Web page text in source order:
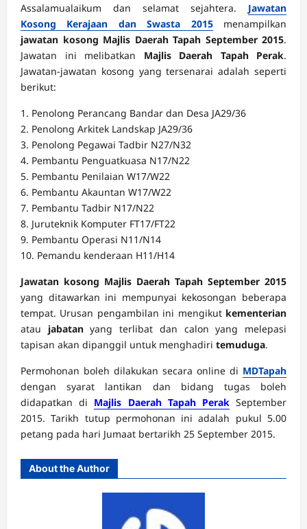
Assalamualaikum dan selamat sejahtera. Jawatan
Kosong Kerajaan dan Swasta 2015menampilkan
jawatan kosong Majlis Daerah Tapah September 2015.
Jawatan ini melibatkan Majlis Daerah Tapah Perak.
Jawatan-jawatan kosong yang tersenarai adalah seperti
berikut:
1. Penolong Perancang Bandar dan Desa JA29/36
2. Penolong Arkitek Landskap JA29/36
3. Penolong Pegawai Tadbir N27/N32
4. Pembantu Penguatkuasa N17/N22
5. Pembantu Penilaian W17/W22
6. Pembantu Akauntan W17/W22
7. Pembantu Tadbir N17/N22
8. Juruteknik Komputer FT17/FT22
9. Pembantu Operasi N11/N14
10. Pemandu kenderaan H11/H14
Jawatan kosong Majlis Daerah Tapah September 2015
yang ditawarkan ini mempunyai kekosongan beberapa
tempat. Urusan pengambilan ini mengikut kementerian
atau jabatanyang terlibat dan calon yang melepasi
tapisan akan dipanggil untuk menghadiri temuduga.
Permohonan boleh dilakukan secara online di MDTapah
dengan syarat lantikan dan bidang tugas boleh
didapatkan di Majlis Daerah Tapah PerakSeptember
2015. Tarikh tutup permohonan ini adalah pukul 5.00
petang pada hari Jumaat bertarikh 25 September 2015.
About the Author